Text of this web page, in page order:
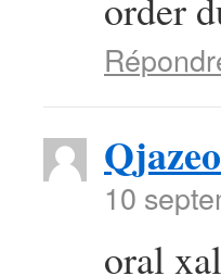
Qjazeo
10
oral